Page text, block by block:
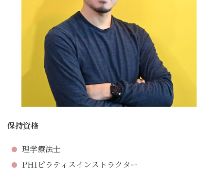
保持資格
理学療法士
PHIピラティスインストラクター